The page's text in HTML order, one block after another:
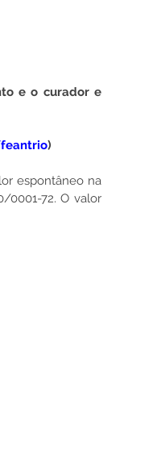
e o curador e
)
espontâneo na
0001-72. O valor